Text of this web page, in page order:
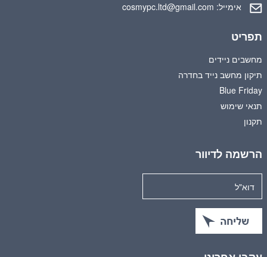
אימייל: cosmypc.ltd@gmail.com
תפריט
מחשבים ניידים
תיקון מחשב נייד בחדרה
Blue Friday
תנאי שימוש
תקנון
הרשמה לדיוור